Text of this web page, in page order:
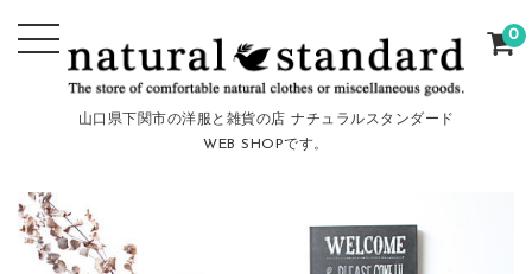
山口県下関市の洋服と雑貨の店 ナチュラルスタンダード
WEB SHOPです。
0